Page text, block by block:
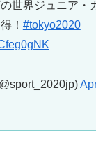
世界ジュニア・
！ #tokyo2020